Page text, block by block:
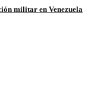
militar en Venezuela